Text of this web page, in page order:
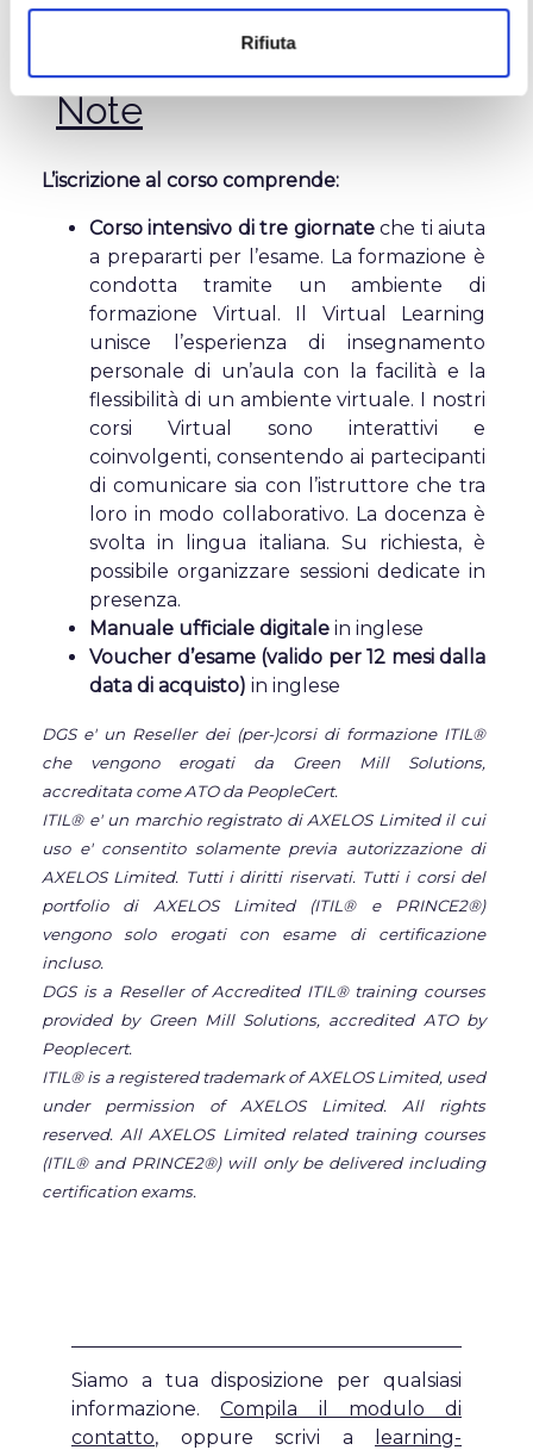
Rifiuta
5) va rinnovata entro tre anni dalla data di
assegnazione per rimanere valida.
Note
L’iscrizione al corso comprende:
Corso intensivo di tre giornateche ti aiuta
a prepararti per l’esame. La formazione è
condotta tramite un ambiente di
formazione Virtual. Il Virtual Learning
unisce l’esperienza di insegnamento
personale di un’aula con la facilità e la
flessibilità di un ambiente virtuale. I nostri
corsi Virtual sono interattivi e
coinvolgenti, consentendo ai partecipanti
di comunicare sia con l’istruttore che tra
loro in modo collaborativo. La docenza è
svolta in lingua italiana. Su richiesta, è
possibile organizzare sessioni dedicate in
presenza.
Manuale ufficiale digitale in inglese
Voucher d’esame (valido per 12 mesi dalla
data di acquisto) in inglese
DGS e' un Reseller dei (per-)corsi di formazione ITIL®
che vengono erogati da Green Mill Solutions,
accreditata come ATO da PeopleCert.
ITIL® e' un marchio registrato di AXELOS Limited il cui
uso e' consentito solamente previa autorizzazione di
AXELOS Limited. Tutti i diritti riservati. Tutti i corsi del
portfolio di AXELOS Limited (ITIL® e PRINCE2®)
vengono solo erogati con esame di certificazione
incluso.
DGS is a Reseller of Accredited ITIL® training courses
provided by Green Mill Solutions, accredited ATO by
Peoplecert.
ITIL® is a registered trademark of AXELOS Limited, used
under permission of AXELOS Limited. All rights
reserved. All AXELOS Limited related training courses
(ITIL® and PRINCE2®) will only be delivered including
certification exams.
Siamo a tua disposizione per qualsiasi
informazione.Compila il modulo di
contatto, oppure scrivi a
learning-